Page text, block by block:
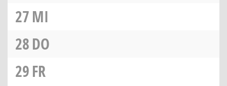
27MI
28DO
29FR